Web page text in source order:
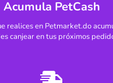
Acumula PetCash
realices en Petmarket.do
canjear en tus próximos